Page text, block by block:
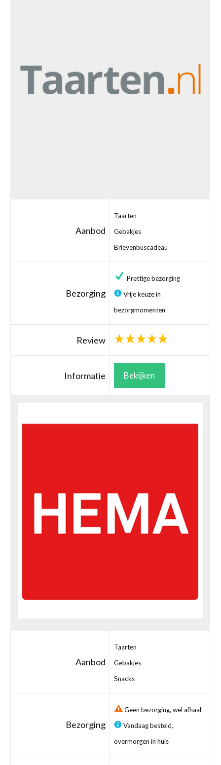
Aanbod
Taarten
Gebakjes
Brievenbuscadeau
Bezorging
Prettige bezorging
Vrije keuze in
bezorgmomenten
Review
Informatie Bekijken
Aanbod
Taarten
Gebakjes
Snacks
Bezorging
Geen bezorging, wel afhaal
Vandaag besteld,
overmorgen in huis